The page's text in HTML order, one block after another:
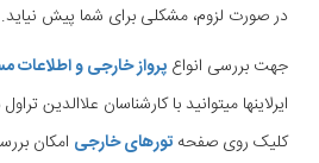
در صورت لزوم، مشکلی برای شما پیش نیاید.
جهت بررسی انواع پرواز خارجی و اطلاعات
ایرلاینها میتوانید با کارشناسان علاالدین
کلیک روی صفحه تورهای خارجی امکان